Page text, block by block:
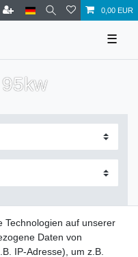
0,00 EUR
☰
Technologien auf unserer
Daten von
IP-Adresse), um z.B.